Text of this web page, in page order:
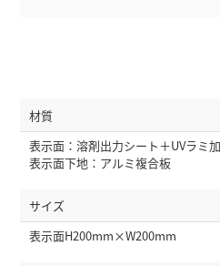
材質
表示面：溶剤出力シート＋UVラミ
表示面下地：アルミ複合板
サイズ
表示面H200mm×W200mm